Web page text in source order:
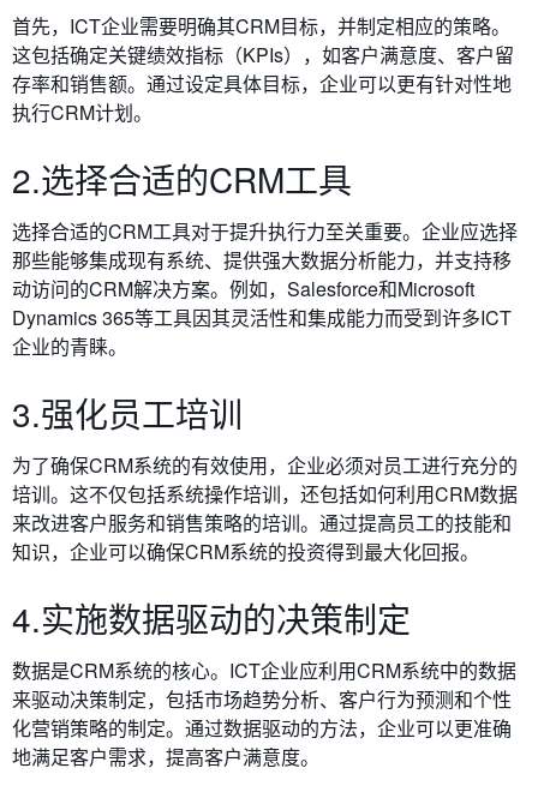
首先，ICT企业需要明确其CRM目标，并制定相应的策略。
这包括确定关键绩效指标（KPIs），如客户满意度、客户留
存率和销售额。通过设定具体目标，企业可以更有针对性地
执行CRM计划。
2.选择合适的CRM工具
选择合适的CRM工具对于提升执行力至关重要。企业应选择
那些能够集成现有系统、提供强大数据分析能力，并支持移
动访问的CRM解决方案。例如，Salesforce和Microsoft
Dynamics 365等工具因其灵活性和集成能力而受到许多ICT
企业的青睐。
3.强化员工培训
为了确保CRM系统的有效使用，企业必须对员工进行充分的
培训。这不仅包括系统操作培训，还包括如何利用CRM数据
来改进客户服务和销售策略的培训。通过提高员工的技能和
知识，企业可以确保CRM系统的投资得到最大化回报。
4.实施数据驱动的决策制定
数据是CRM系统的核心。ICT企业应利用CRM系统中的数据
来驱动决策制定，包括市场趋势分析、客户行为预测和个性
化营销策略的制定。通过数据驱动的方法，企业可以更准确
地满足客户需求，提高客户满意度。